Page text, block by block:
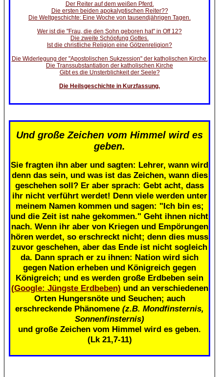
Der Reiter auf dem weißen Pferd.
Die ersten beiden apokalyptischen Reiter??
Die Weltgeschichte: Eine Woche von tausendjährigen Tagen.
Wer ist die "Frau, die den Sohn geboren hat" in Off 12?
Die zweite Schöpfung Gottes.
Ist die christliche Religion eine Götzenreligion?
Die Widerlegung der "Apostolischen Sukzession" der katholischen Kirche.
Die Transsubstantiation der katholischen Kirche
Gibt es die Unsterblichkeit der Seele?
Die Heilsgeschichte in Kurzfassung.
Und große Zeichen vom Himmel wird es
geben.
Sie fragten ihn aber und sagten: Lehrer, wann wird
denn das sein, und was ist das Zeichen, wann dies
geschehen soll? Er aber sprach: Gebt acht, dass
ihr nicht verführt werdet! Denn viele werden unter
meinem Namen kommen und sagen: "Ich bin es;
und die Zeit ist nahe gekommen." Geht ihnen nicht
nach. Wenn ihr aber von Kriegen und Empörungen
hören werdet, so erschreckt nicht; denn dies muss
zuvor geschehen, aber das Ende ist nicht sogleich
da. Dann sprach er zu ihnen: Nation wird sich
gegen Nation erheben und Königreich gegen
Königreich; und es werden große Erdbeben sein
(Google: Jüngste Erdbeben) und an verschiedenen
Orten Hungersnöte und Seuchen; auch
erschreckende Phänomene (z.B. Mondfinsternis,
Sonnenfinsternis)
und große Zeichen vom Himmel wird es geben.
(Lk 21,7-11)